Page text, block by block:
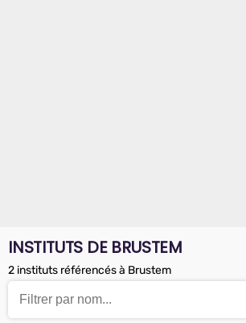
INSTITUTS DE BRUSTEM
2 instituts référencés à Brustem